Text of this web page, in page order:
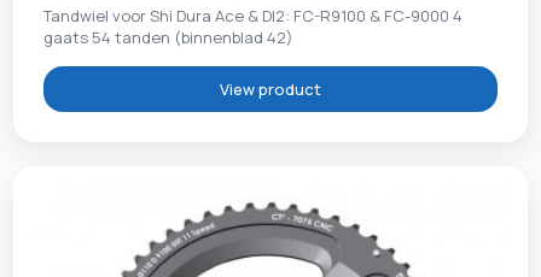
Tandwiel voor Shi Dura Ace & DI2: FC-R9100 & FC-9000 4
gaats 54 tanden (binnenblad 42)
View product